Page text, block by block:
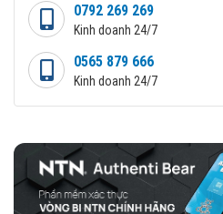
0792 269 269
Kinh doanh 24/7
0565 879 666
Kinh doanh 24/7